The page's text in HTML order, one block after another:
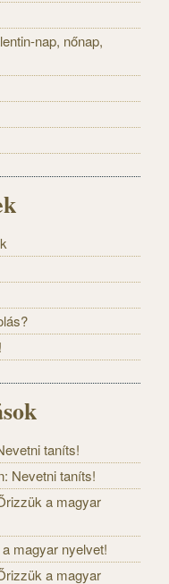
nap, nőnap,
taníts!
Nevetni taníts!
a magyar
magyar nyelvet!
a magyar